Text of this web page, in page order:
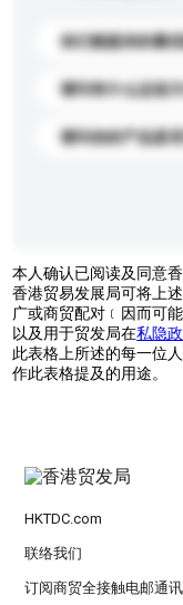
你们能提供的最
请问有什么运送
请问你的产品是
本人确认已阅读及同意
香港贸易发展局可将上
广或商贸配对﹝因而可
以及用于贸发局在私隐
此表格上所述的每一位
作此表格提及的用途。
HKTDC.com
联络我们
订阅商贸全接触电邮通讯